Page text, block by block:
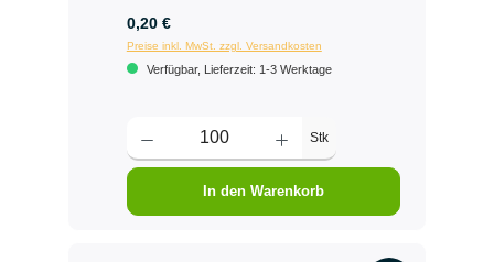
0,20 €
Preise inkl. MwSt. zzgl. Versandkosten
Verfügbar, Lieferzeit: 1-3 Werktage
Stk
In den Warenkorb